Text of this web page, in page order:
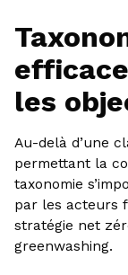
les
Au-delà d’une
permettant la
taxonomie
par les acteurs
stratégie net
greenwashing.